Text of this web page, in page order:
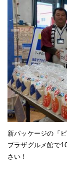
新パッケージの「
プラザグルメ館で
さい！